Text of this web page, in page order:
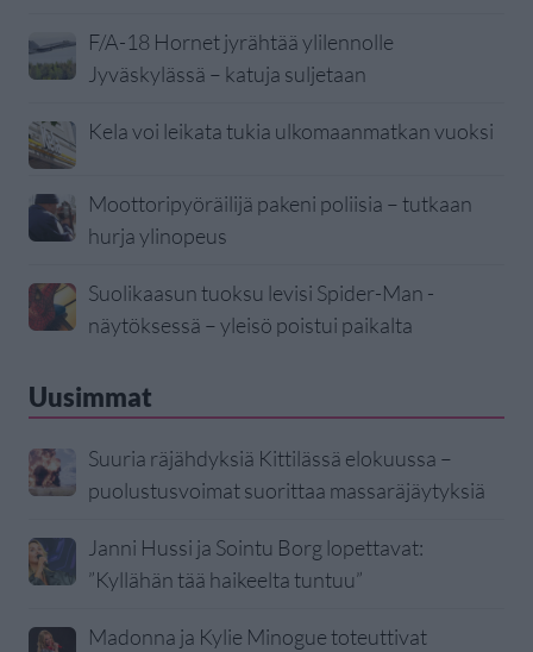
F/A-18 Hornet jyrähtää ylilennolle
Jyväskylässä – katuja suljetaan
Kela voi leikata tukia ulkomaanmatkan vuoksi
Moottoripyöräilijä pakeni poliisia – tutkaan
hurja ylinopeus
Suolikaasun tuoksu levisi Spider-Man -
näytöksessä – yleisö poistui paikalta
Uusimmat
Suuria räjähdyksiä Kittilässä elokuussa –
puolustusvoimat suorittaa massaräjäytyksiä
Janni Hussi ja Sointu Borg lopettavat:
”Kyllähän tää haikeelta tuntuu”
Madonna ja Kylie Minogue toteuttivat